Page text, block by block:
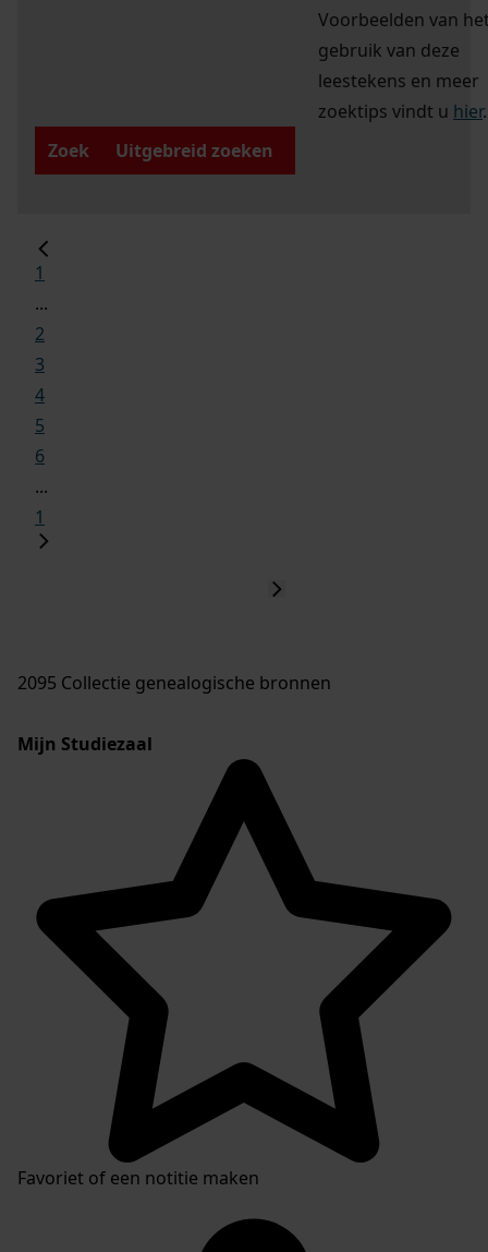
Voorbeelden van
gebruik van deze
leestekens en meer
zoektips vindt u hier.
Zoek
Uitgebreid zoeken
1
...
2
3
4
5
6
...
1
2095 Collectie genealogische bronnen
Mijn Studiezaal
Favoriet of een notitie maken